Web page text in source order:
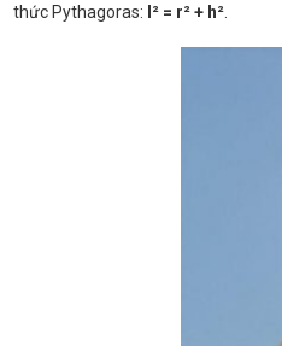
thức Pythagoras: l² = r² + h².